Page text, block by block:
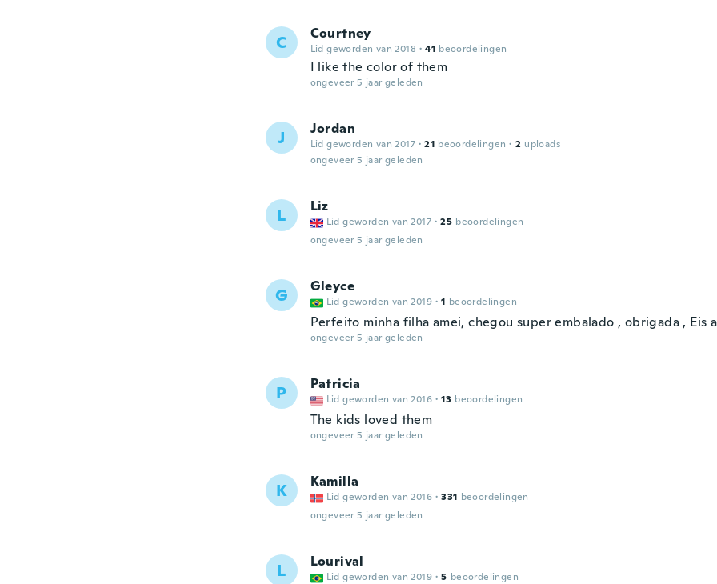
C Courtney
Lid geworden van 2018 · 41 beoordelingen
I like the color of them
ongeveer 5 jaar geleden
J Jordan
Lid geworden van 2017 · 21 beoordelingen · 2 uploads
ongeveer 5 jaar geleden
L Liz
Lid geworden van 2017 · 25 beoordelingen
ongeveer 5 jaar geleden
G Gleyce
Lid geworden van 2019 · 1 beoordelingen
Perfeito minha filha amei, chegou super embalado , obrigada , Eis
ongeveer 5 jaar geleden
P Patricia
Lid geworden van 2016 · 13 beoordelingen
The kids loved them
ongeveer 5 jaar geleden
K Kamilla
Lid geworden van 2016 · 331 beoordelingen
ongeveer 5 jaar geleden
L Lourival
Lid geworden van 2019 · 5 beoordelingen